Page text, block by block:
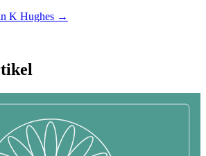
K Hughes →